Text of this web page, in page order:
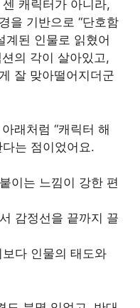
센 캐릭터가 아니라,
을 기반으로 “단호함
계된 인물로 읽혔어
의 각이 살아있고,
잘 맞아떨어지더군
래처럼 “캐릭터 해
는 점이었어요.
이는 느낌이 강한 편
감정선을 끝까지 끌
다 인물의 태도와